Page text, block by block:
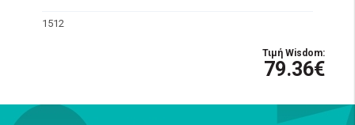
1512
Τιμή Wisdom:
79.36€